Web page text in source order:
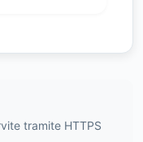
tramite HTTPS